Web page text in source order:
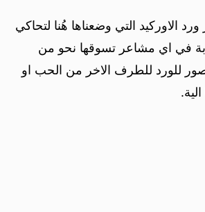
الاوركيد التي وضعناها هُنا لتحاكي
في اي مشاعر تسوقها نحو من
للورد للطرف الاخر من الحب او